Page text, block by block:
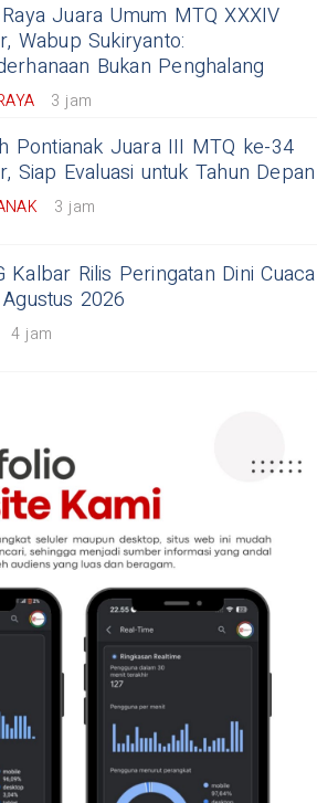
Juara Umum MTQ XXXIV
Wabup Sukiryanto:
Bukan Penghalang
3 jam
Pontianak Juara III MTQ ke-34
Siap Evaluasi untuk Tahun Depan
3 jam
Kalbar Rilis Peringatan Dini Cuaca
2026
4 jam